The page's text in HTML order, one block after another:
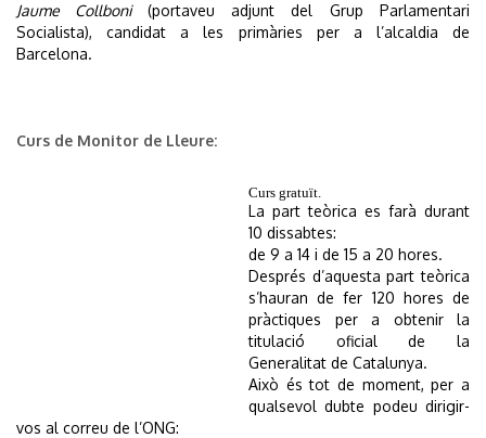
Jaume Collboni (portaveu adjunt del Grup Parlamentari
Socialista), candidat a les primàries per a l’alcaldia de
Barcelona.
Curs de Monitor de Lleure:
Curs gratuït.
La part teòrica es farà durant
10 dissabtes:
de 9 a 14 i de 15 a 20 hores.
Després d’aquesta part teòrica
s’hauran de fer 120 hores de
pràctiques per a obtenir la
titulació oficial de la
Generalitat de Catalunya.
Això és tot de moment, per a
qualsevol dubte podeu dirigir-
vos al correu de l’ONG: